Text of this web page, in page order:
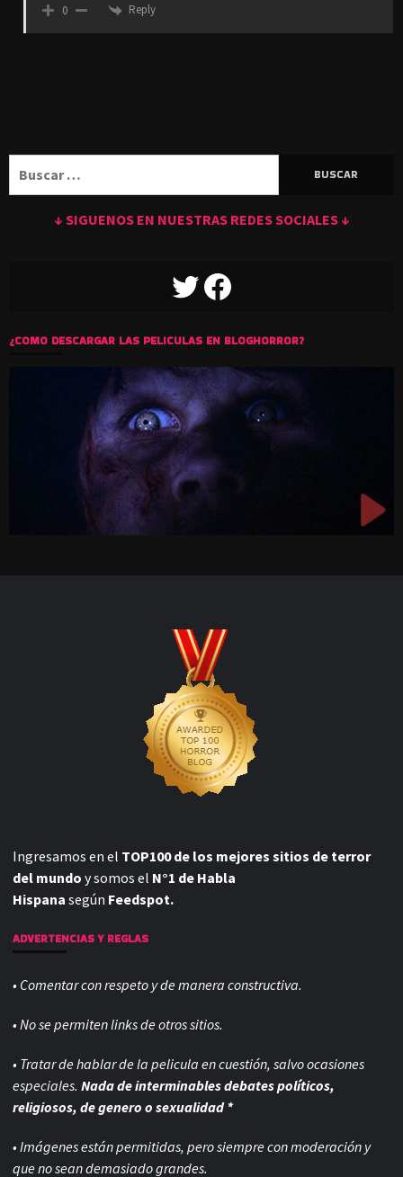
0 Reply
↓ SIGUENOS EN NUESTRAS REDES SOCIALES ↓
TWITTERFACEBOOK
¿COMO DESCARGAR LAS PELICULAS EN BLOGHORROR?
Ingresamos en el TOP100 de los mejores sitios de terror
del mundo y somos el N°1 de Habla
Hispana según Feedspot.
ADVERTENCIAS Y REGLAS
• Comentar con respeto y de manera constructiva.
• No se permiten links de otros sitios.
• Tratar de hablar de la pelicula en cuestión, salvo ocasiones
especiales. Nada de interminables debates políticos,
religiosos, de genero o sexualidad *
• Imágenes están permitidas, pero siempre conmoderación y
que no sean demasiado grandes.